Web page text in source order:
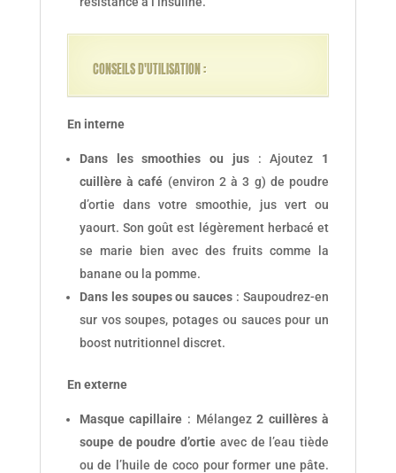
CONSEILS D'UTILISATION :
En interne
Dans les smoothies ou jus: Ajoutez 1
cuillère à café (environ 2 à 3 g) de poudre
d’ortie dans votre smoothie, jus vert ou
yaourt. Son goût est légèrement herbacé et
se marie bien avec des fruits comme la
banane ou la pomme.
Dans les soupes ou sauces : Saupoudrez-en
sur vos soupes, potages ou sauces pour un
boost nutritionnel discret.
En externe
Masque capillaire : Mélangez2 cuillères à
soupe de poudre d’ortie avec de l’eau tiède
ou de l’huile de coco pour former une pâte.